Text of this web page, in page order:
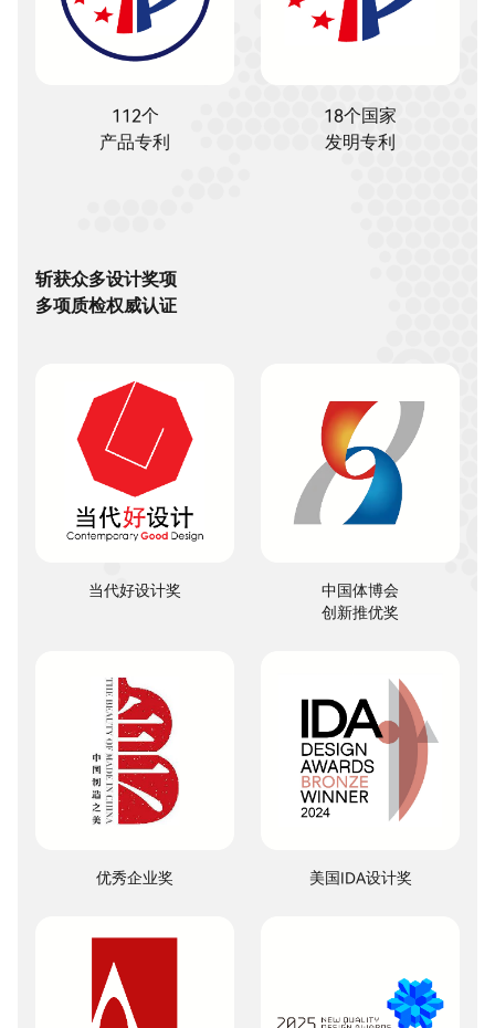
112个
产品专利
18个国家
发明专利
斩获众多设计奖项
多项质检权威认证
当代好设计奖
中国体博会
创新推优奖
优秀企业奖 美国IDA设计奖